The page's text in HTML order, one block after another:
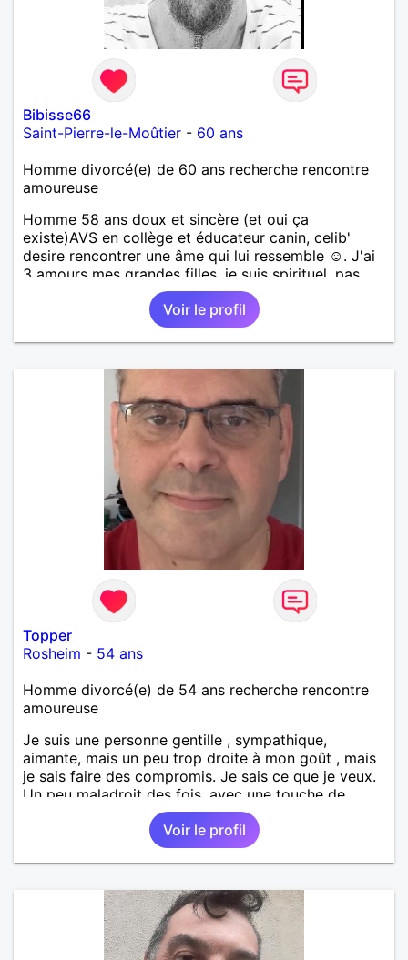
Bibisse66
Saint-Pierre-le-Moûtier - 60 ans
Homme divorcé(e) de 60 ans recherche rencontre
amoureuse
Homme 58 ans doux et sincère (et oui ça
existe)AVS en collège et éducateur canin, celib'
desire rencontrer une âme qui lui ressemble ☺️. J'ai
3 amours mes grandes filles, je suis spirituel, pas
religieux sans dogme, juste spirituel mais j'aime
aussi faire la teuf ...concerts, amis...le reste ma foi, à
vous de le découvrir 🙏🤘
Voir le profil
Topper
Rosheim - 54 ans
Homme divorcé(e) de 54 ans recherche rencontre
amoureuse
Je suis une personne gentille , sympathique,
aimante, mais un peu trop droite à mon goût , mais
je sais faire des compromis. Je sais ce que je veux.
Un peu maladroit des fois, avec une touche de
sensibilité. Pour ce qui est du reste, je laisserai un
soupçon de mystère, pour celle qui saura conquérir
Voir le profil